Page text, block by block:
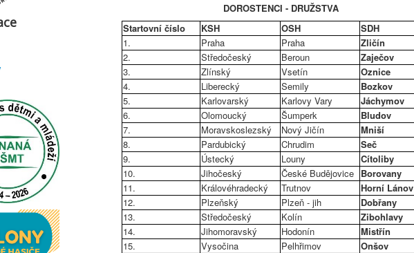
DOROSTENCI - DRUŽSTVA
Startovní číslo
KSH OSH
SDH
1.
Praha Praha
Zličín
2.
Středočeský Beroun
Zaječov
3.
Zlínský Vsetín
Oznice
4.
Liberecký Semily
Bozkov
5.
Karlovarský Karlovy Vary
Jáchymov
6.
Olomoucký Šumperk
Bludov
7.
Moravskoslezský Nový Jičín
Mniší
8.
Pardubický Chrudim
Seč
9.
Ústecký Louny
Cítoliby
10.
Jihočeský České Budějovice Borovany
11.
Královéhradecký Trutnov
Horní Lánov
12.
Plzeňský Plzeň - jih
Dobřany
13.
Středočeský Kolín
Zibohlavy
14.
Jihomoravský Hodonín
Mistřín
15.
Vysočina Pelhřimov Onšov